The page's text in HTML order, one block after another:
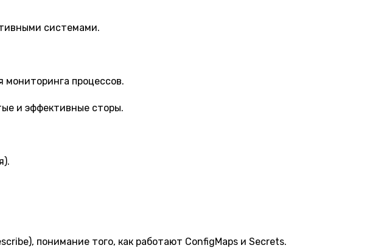
системами.
процессов.
и эффективные сторы.
понимание того, как работают ConfigMaps и Secrets.